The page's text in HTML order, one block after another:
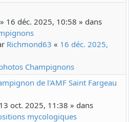
» 16 déc. 2025, 10:58 » dans
Richmond63 « 16 déc. 2025,
Champignons
de l'AMF Saint Fargeau
oct. 2025, 11:38 » dans
mycologiques